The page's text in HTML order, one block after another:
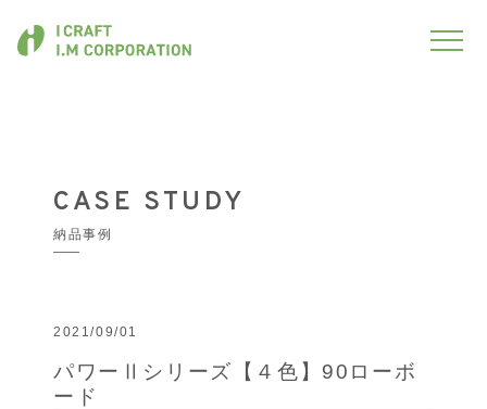
CASE STUDY
納品事例
2021/09/01
パワーⅡシリーズ【４色】90ローボ
ード